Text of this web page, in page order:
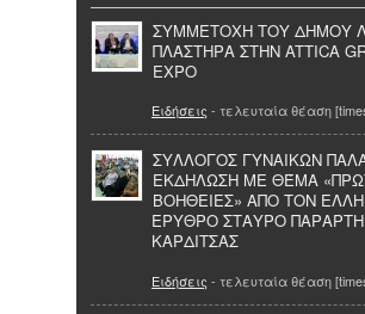
ΣΥΜΜΕΤΟΧΗ ΤΟΥ ΔΗΜΟΥ
ΠΛΑΣΤΗΡΑ ΣΤΗΝ ATTICA
EXPO
Ειδήσεις - τελευταία θέαση
ΣΥΛΛΟΓΟΣ ΓΥΝΑΙΚΩΝ
ΕΚΔΗΛΩΣΗ ΜΕ ΘΈΜΑ
ΒΟΗΘΕΙΕΣ» ΑΠΟ ΤΟΝ
ΕΡΥΘΡΟ ΣΤΑΥΡΟ
ΚΑΡΔΙΤΣΑΣ
Ειδήσεις - τελευταία θέαση